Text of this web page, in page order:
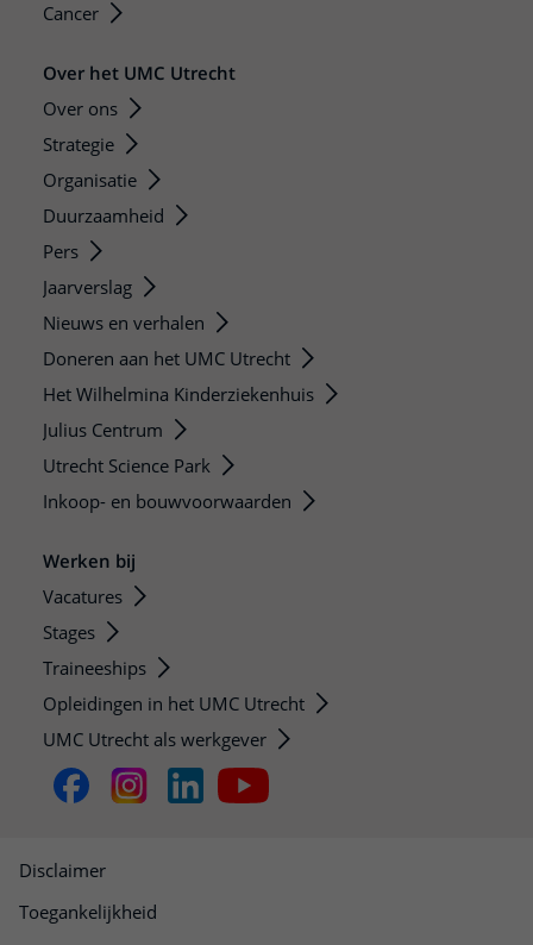
Cancer
Over het UMC Utrecht
Over ons
Strategie
Organisatie
Duurzaamheid
Pers
Jaarverslag
Nieuws en verhalen
Doneren aan het UMC Utrecht
Het Wilhelmina Kinderziekenhuis
Julius Centrum
Utrecht Science Park
Inkoop- en bouwvoorwaarden
Werken bij
Vacatures
Stages
Traineeships
Opleidingen in het UMC Utrecht
UMC Utrecht als werkgever
Disclaimer
Toegankelijkheid